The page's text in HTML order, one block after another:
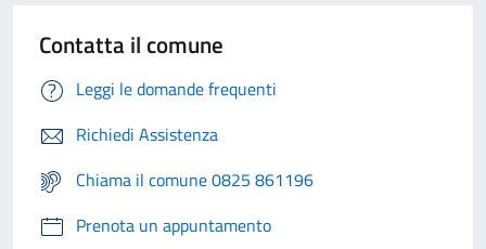
Contatta il comune
Leggi le domande frequenti
Richiedi Assistenza
Chiama il comune 0825 861196
Prenota un appuntamento